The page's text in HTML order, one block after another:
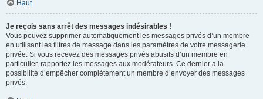
Haut
Je reçois sans arrêt des messages indésirables !
Vous pouvez supprimer automatiquement les messages privés d’un membre
en utilisant les filtres de message dans les paramètres de votre messagerie
privée. Si vous recevez des messages privés abusifs d’un membre en
particulier, rapportez les messages aux modérateurs. Ce dernier a la
possibilité d’empêcher complètement un membre d’envoyer des messages
privés.